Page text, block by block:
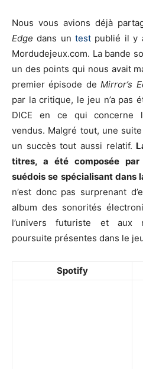
Nous vous avions déjà
Edge dans untest publié il y
Mordudejeux.com. La bande
un des points qui nous avait
premier épisode deMirror’s
par la critique, le jeu n’a pas
DICE en ce qui concerne
vendus. Malgré tout, une
un succès tout aussi relatif.
titres, a été composée
suédois se spécialisant dans
n’est donc pas surprenant
album des sonorités
l’univers futuriste et aux
poursuite présentes dans le
Spotify